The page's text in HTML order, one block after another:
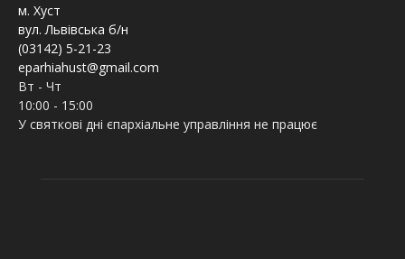
м. Хуст
вул. Львівська б/н
(03142) 5-21-23
eparhiahust@gmail.com
Вт - Чт
10:00 - 15:00
У святкові дні єпархіальне управління не працює